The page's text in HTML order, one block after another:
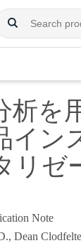
析を
イン
リゼ
Note
Dean